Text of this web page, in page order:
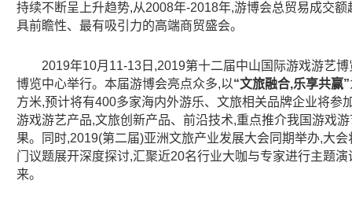
持续不断呈上升趋势,从2008年-2018年,游博会总贸易成交
具前瞻性、最有吸引力的高端商贸盛会。
2019年10月11-13日,2019第十二届中山国际游戏游艺
博览中心举行。本届游博会亮点众多,以“文旅融合,乐享共赢”
方米,预计将有400多家海内外游乐、文旅相关品牌企业将参
游戏游艺产品,文旅创新产品、前沿技术,重点推介我国游戏
果。同时,2019(第二届)亚洲文旅产业发展大会同期举办,大
门议题展开深度探讨,汇聚近20名行业大咖与专家进行主题
来。